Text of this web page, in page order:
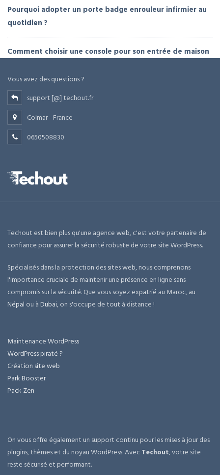
Pourquoi adopter un porte badge enrouleur infirmier au
quotidien ?
Comment choisir une console pour son entrée de maison
Vous avez des questions ?
support [@] techout.fr
Colmar - France
0650508830
Techout est bien plus qu'une agence web, c'est votre partenaire de
confiance pour assurer la sécurité robuste de votre site WordPress.
Spécialisés dans la protection des sites web, nous comprenons
l'importance cruciale de maintenir une présence en ligne sans
compromis sur la sécurité. Que vous soyez expatrié au Maroc, au
Népal ou àDubai, on s'occupe de tout à distance !
Maintenance WordPress
WordPress piraté ?
Création site web
Park Booster
Pack Zen
On vous offre également un support continu pour les mises à jour des
plugins, thèmes et du noyau WordPress. AvecTechout, votre site
reste sécurisé et performant.